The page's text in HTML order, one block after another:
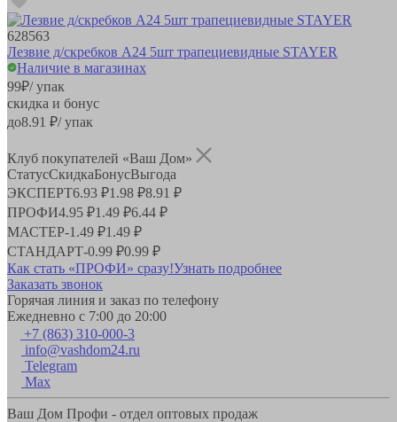
628563
Лезвие д/скребков A24 5шт трапециевидные STAYER
Наличие в магазинах
99₽/ упак
скидка и бонус
до8.91 ₽/ упак
Клуб покупателей «Ваш Дом»
СтатусСкидкаБонусВыгода
ЭКСПЕРТ6.93 ₽1.98 ₽8.91 ₽
ПРОФИ4.95 ₽1.49 ₽6.44 ₽
МАСТЕР-1.49 ₽1.49 ₽
СТАНДАРТ-0.99 ₽0.99 ₽
Как стать «ПРОФИ» сразу!Узнать подробнее
Заказать звонок
Горячая линия и заказ по телефону
Ежедневно с 7:00 до 20:00
+7 (863) 310-000-3
info@vashdom24.ru
Telegram
Max
Ваш Дом Профи - отдел оптовых продаж